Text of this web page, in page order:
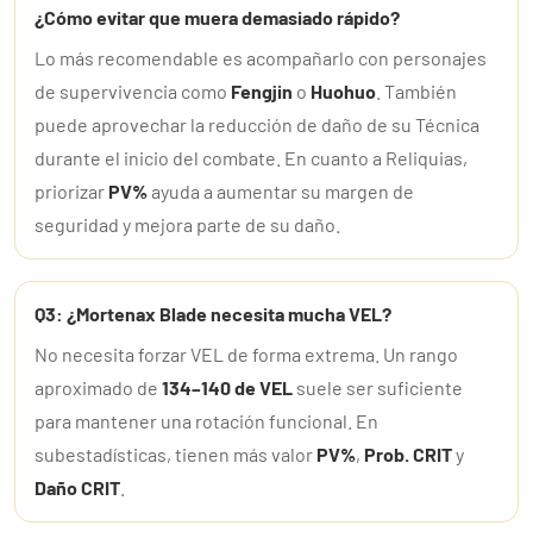
¿Cómo evitar que muera demasiado rápido?
Lo más recomendable es acompañarlo con personajes
de supervivencia como Fengjin o Huohuo . También
puede aprovechar la reducción de daño de su Técnica
durante el inicio del combate. En cuanto a Reliquias,
priorizar PV%ayuda a aumentar su margen de
seguridad y mejora parte de su daño.
Q3: ¿Mortenax Blade necesita mucha VEL?
No necesita forzar VEL de forma extrema. Un rango
aproximado de 134–140 de VEL suele ser suficiente
para mantener una rotación funcional. En
subestadísticas, tienen más valor PV%, Prob. CRITy
Daño CRIT